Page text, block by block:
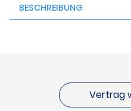
BESCHREIBUNG
Vertrag